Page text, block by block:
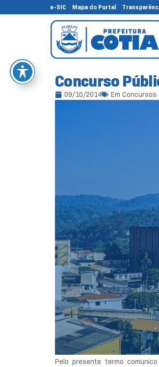
e-SIC Mapa do Portal
Concurso
09/10/2014 Em Concursos
Pelo presente termo